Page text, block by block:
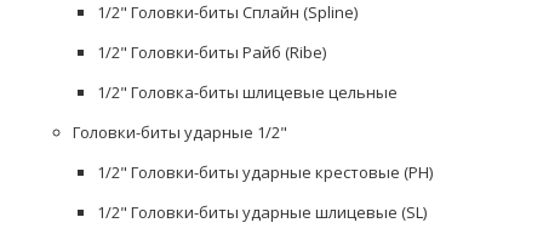
1/2" Головки-биты Сплайн (Spline)
1/2" Головки-биты Райб (Ribe)
1/2" Головка-биты шлицевые цельные
Головки-биты ударные 1/2"
1/2" Головки-биты ударные крестовые (PH)
1/2" Головки-биты ударные шлицевые (SL)